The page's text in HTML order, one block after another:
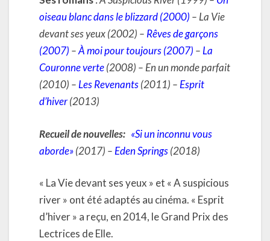
oiseau blanc dans le blizzard (2000) – La Vie
devant ses yeux (2002) – Rêves de garçons
(2007) –À moi pour toujours (2007) – La
Couronne verte(2008) – En un monde parfait
(2010) – Les Revenants(2011) – Esprit
d’hiver(2013)
Recueil de nouvelles: «Si un inconnu vous
aborde»(2017) – Eden Springs(2018)
« La Vie devant ses yeux » et « A suspicious
river » ont été adaptés au cinéma. « Esprit
d’hiver » a reçu, en 2014, le Grand Prix des
Lectrices de Elle.